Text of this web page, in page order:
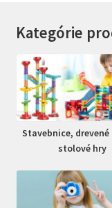
Kategórie
Stavebnice, drevené
stolové hry